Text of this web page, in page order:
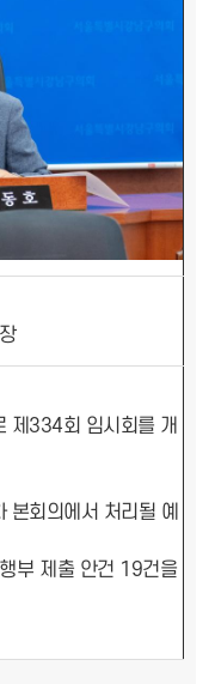
제334회 임시회를 개
회의에서 처리될 예
부 제출 안건 19건을